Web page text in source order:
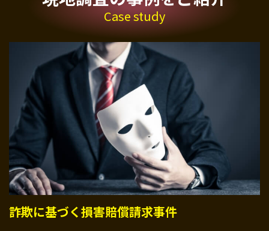
Case study
詐欺に基づく損害賠償請求事件